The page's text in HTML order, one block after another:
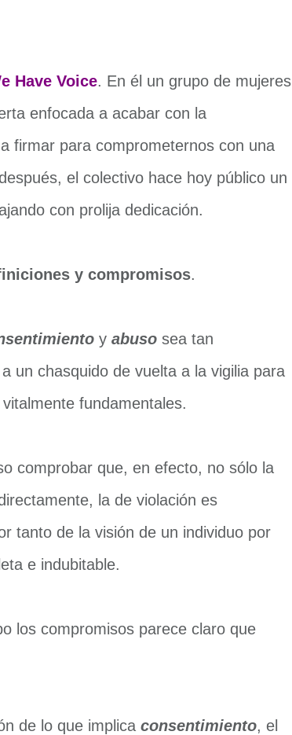
Have Voice. En él un grupo de mujeres
enfocada a acabar con la
firmar para comprometernos con una
el colectivo hace hoy público un
con prolija dedicación.
y compromisos.
y abusosea tan
un chasquido de vuelta a la vigilia para
fundamentales.
comprobar que, en efecto, no sólo la
la de violación es
tanto de la visión de un individuo por
e indubitable.
los compromisos parece claro que
de lo que implica consentimiento, el